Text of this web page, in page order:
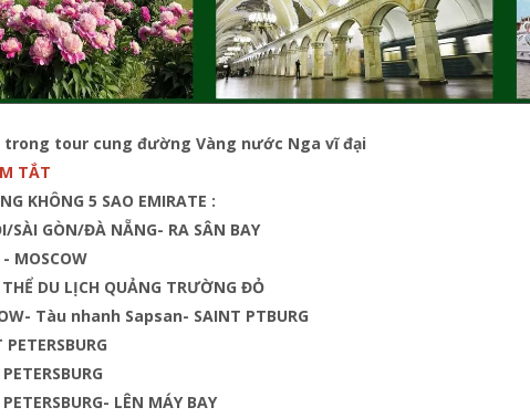
trong tour cung đường Vàng nước Nga vĩ đại
TẮT
KHÔNG 5 SAO EMIRATE :
SÀI GÒN/ĐÀ NẴNG- RA SÂN BAY
MOSCOW
DU LỊCH QUẢNG TRƯỜNG ĐỎ
Tàu nhanh Sapsan- SAINT PTBURG
LÊN MÁY BAY